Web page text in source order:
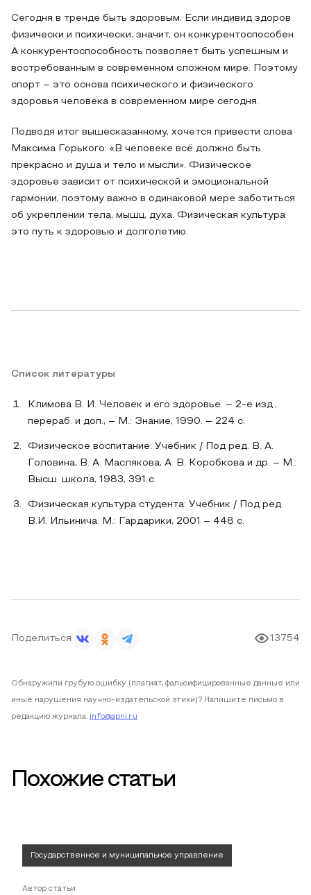
Сегодня в тренде быть здоровым. Если индивид здоров
физически и психически, значит, он конкурентоспособен.
А конкурентоспособность позволяет быть успешным и
востребованным в современном сложном мире. Поэтому
спорт – это основа психического и физического
здоровья человека в современном мире сегодня.
Подводя итог вышесказанному, хочется привести слова
Максима Горького: «В человеке всё должно быть
прекрасно и душа и тело и мысли». Физическое
здоровье зависит от психической и эмоциональной
гармонии, поэтому важно в одинаковой мере заботиться
об укреплении тела, мышц, духа. Физическая культура
это путь к здоровью и долголетию.
Список литературы
Климова В. И. Человек и его здоровье. – 2-е изд.,
перераб. и доп., – М.: Знание, 1990. – 224 с.
Физическое воспитание: Учебник / Под ред. В. А.
Головина, В. А. Маслякова, А. В. Коробкова и др. – М.:
Высш. школа, 1983, 391 с.
Физическая культура студента: Учебник / Под ред.
В.И. Ильинича. М.: Гардарики, 2001 – 448 с.
Поделиться 13754
Обнаружили грубую ошибку (плагиат, фальсифицированные данные или
иные нарушения научно-издательской этики)? Напишите письмо в
редакцию журнала: info@apni.ru
Похожие статьи
Государственное и муниципальное управление
Автор статьи